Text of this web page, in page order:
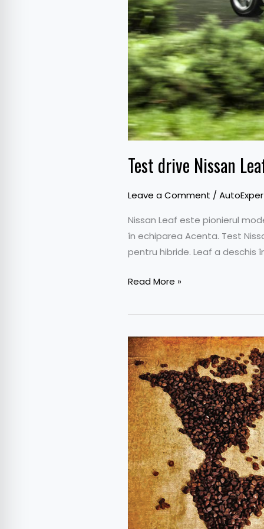
Test drive Nissan
Leave a Comment /
Nissan Leaf este pionierul
în echiparea Acenta. Test
pentru hibride. Leaf a deschis
Read More »
Istoria
și
legendele
CAFELEI